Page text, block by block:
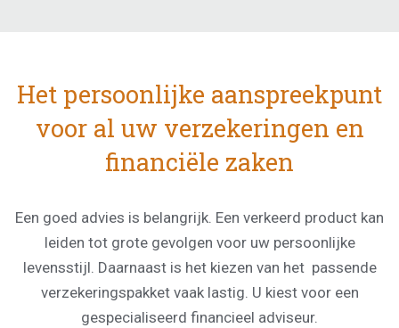
Het persoonlijke aanspreekpunt
voor al uw verzekeringen en
financiële zaken
Een goed advies is belangrijk. Een verkeerd product kan
leiden tot grote gevolgen voor uw persoonlijke
levensstijl. Daarnaast is het kiezen van het passende
verzekeringspakket vaak lastig. U kiest voor een
gespecialiseerd financieel adviseur.